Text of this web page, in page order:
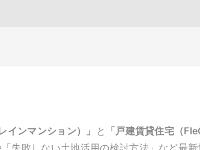
インマンション）」 と 「戸建賃貸住宅（
失敗しない土地活用の検討方法」など最新